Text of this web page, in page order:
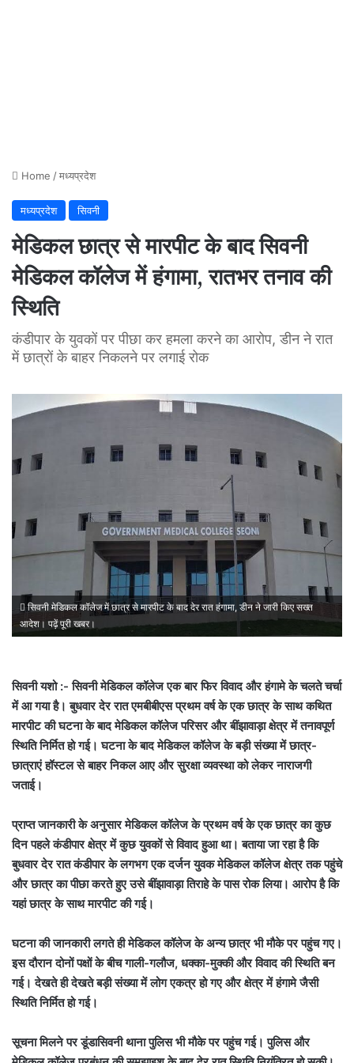
Home /मध्यप्रदेश
मध्यप्रदेश सिवनी
मेडिकल छात्र से मारपीट के बाद सिवनी
मेडिकल कॉलेज में हंगामा, रातभर तनाव की
स्थिति
कंडीपार के युवकों पर पीछा कर हमला करने का आरोप, डीन ने रात
में छात्रों के बाहर निकलने पर लगाई रोक
सिवनी मेडिकल कॉलेज में छात्र से मारपीट के बाद देर रात हंगामा, डीन ने जारी किए सख्त
आदेश। पढ़ें पूरी खबर।
सिवनी यशो :- सिवनी मेडिकल कॉलेज एक बार फिर विवाद और हंगामे के चलते चर्चा
में आ गया है। बुधवार देर रात एमबीबीएस प्रथम वर्ष के एक छात्र के साथ कथित
मारपीट की घटना के बाद मेडिकल कॉलेज परिसर और बींझावाड़ा क्षेत्र में तनावपूर्ण
स्थिति निर्मित हो गई। घटना के बाद मेडिकल कॉलेज के बड़ी संख्या में छात्र-
छात्राएं हॉस्टल से बाहर निकल आए और सुरक्षा व्यवस्था को लेकर नाराजगी
जताई।
प्राप्त जानकारी के अनुसार मेडिकल कॉलेज के प्रथम वर्ष के एक छात्र का कुछ
दिन पहले कंडीपार क्षेत्र में कुछ युवकों से विवाद हुआ था। बताया जा रहा है कि
बुधवार देर रात कंडीपार के लगभग एक दर्जन युवक मेडिकल कॉलेज क्षेत्र तक पहुंचे
और छात्र का पीछा करते हुए उसे बींझावाड़ा तिराहे के पास रोक लिया। आरोप है कि
यहां छात्र के साथ मारपीट की गई।
घटना की जानकारी लगते ही मेडिकल कॉलेज के अन्य छात्र भी मौके पर पहुंच गए।
इस दौरान दोनों पक्षों के बीच गाली-गलौज, धक्का-मुक्की और विवाद की स्थिति बन
गई। देखते ही देखते बड़ी संख्या में लोग एकत्र हो गए और क्षेत्र में हंगामे जैसी
स्थिति निर्मित हो गई।
सूचना मिलने पर डूंडासिवनी थाना पुलिस भी मौके पर पहुंच गई। पुलिस और